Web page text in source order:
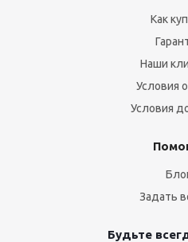
Как
Наши
Условия
Условия
Задать
Будьте